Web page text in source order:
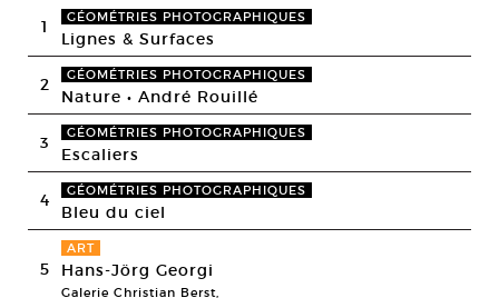
1 GÉOMÉTRIES PHOTOGRAPHIQUES
Lignes & Surfaces
2 GÉOMÉTRIES PHOTOGRAPHIQUES
Nature • André Rouillé
3 GÉOMÉTRIES PHOTOGRAPHIQUES
Escaliers
4 GÉOMÉTRIES PHOTOGRAPHIQUES
Bleu du ciel
5
ART
Hans-Jörg Georgi
Galerie Christian Berst,